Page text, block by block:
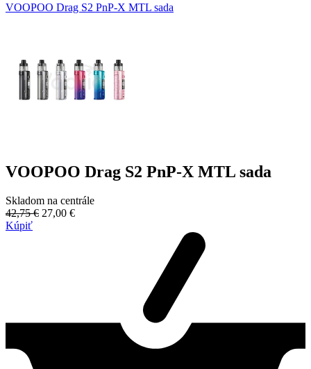
VOOPOO Drag S2 PnP-X MTL sada
VOOPOO Drag S2 PnP-X MTL sada
Skladom na centrále
42,75 € 27,00 €
Kúpiť